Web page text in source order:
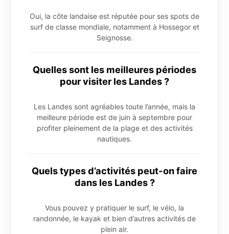
Oui, la côte landaise est réputée pour ses spots de
surf de classe mondiale, notamment à Hossegor et
Seignosse.
Quelles sont les meilleures périodes
pour visiter les Landes ?
Les Landes sont agréables toute l’année, mais la
meilleure période est de juin à septembre pour
profiter pleinement de la plage et des activités
nautiques.
Quels types d’activités peut-on faire
dans les Landes ?
Vous pouvez y pratiquer le surf, le vélo, la
randonnée, le kayak et bien d’autres activités de
plein air.